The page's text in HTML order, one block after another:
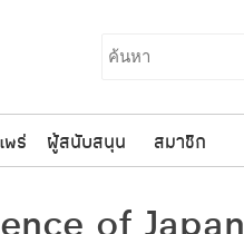
Search
พร่ ผู้สนับสนุน สมาชิก